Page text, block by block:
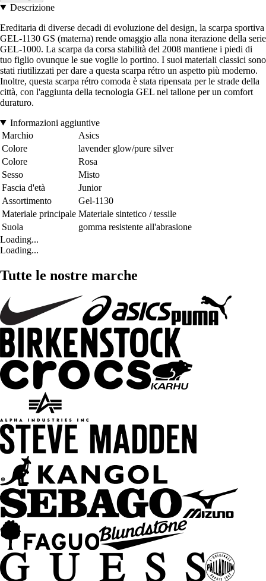
Descrizione
Ereditaria di diverse decadi di evoluzione del design, la scarpa sportiva
GEL-1130 GS (materna) rende omaggio alla nona iterazione della serie
GEL-1000. La scarpa da corsa stabilità del 2008 mantiene i piedi di
tuo figlio ovunque le sue voglie lo portino. I suoi materiali classici sono
stati riutilizzati per dare a questa scarpa rétro un aspetto più moderno.
Inoltre, questa scarpa rétro comoda è stata ripensata per le strade della
città, con l'aggiunta della tecnologia GEL nel tallone per un comfort
duraturo.
Informazioni aggiuntive
Marchio
Asics
Colore
lavender glow/pure silver
Colore
Rosa
Sesso
Misto
Fascia d'età
Junior
Assortimento
Gel-1130
Materiale principale Materiale sintetico / tessile
Suola
gomma resistente all'abrasione
Loading...
Loading...
Tutte le nostre marche